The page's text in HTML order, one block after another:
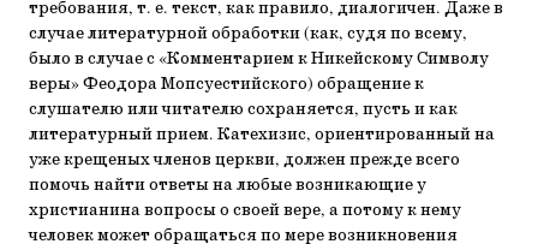
требования, т. е. текст, как правило, диалогичен. Даже в
случае литературной обработки (как, судя по всему,
было в случае с «Комментарием к Никейскому Символу
веры» Феодора Мопсуестийского) обращение к
слушателю или читателю сохраняется, пусть и как
литературный прием. Катехизис, ориентированный на
уже крещеных членов церкви, должен прежде всего
помочь найти ответы на любые возникающие у
христианина вопросы о своей вере, а потому к нему
человек может обращаться по мере возникновения